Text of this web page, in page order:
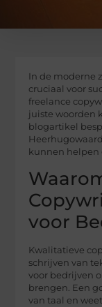
In de moderne
cruciaal voor
freelance
juiste woorden
blogartikel
kunnen helpen
voor
Kwalitatieve
schrijven van
voor bedrijven
brengen. Een
van taal en